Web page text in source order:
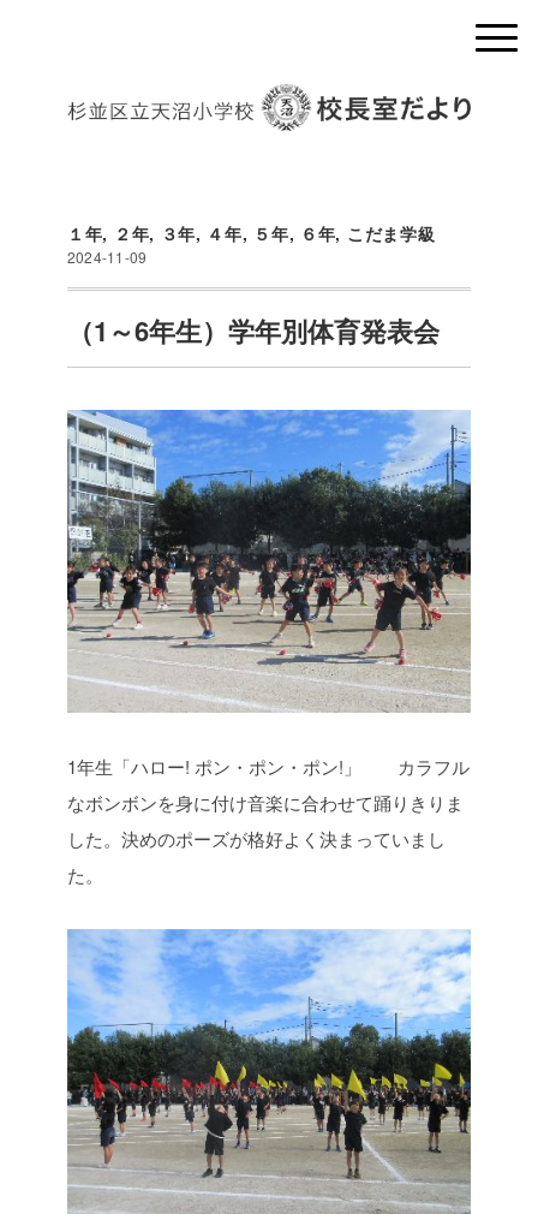
１年, ２年, ３年, ４年, ５年, ６年, こだま学級
2024-11-09
（1～6年生）学年別体育発表会
1年生「ハロー! ポン・ポン・ポン!」 カラフル
なボンボンを身に付け音楽に合わせて踊りきりま
した。決めのポーズが格好よく決まっていまし
た。